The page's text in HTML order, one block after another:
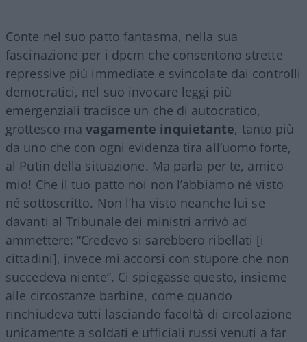
Conte nel suo patto fantasma, nella sua
fascinazione per i dpcm che consentono strette
repressive più immediate e svincolate dai controlli
democratici, nel suo invocare leggi più
emergenziali tradisce un che di autocratico,
grottesco mavagamente inquietante, tanto più
da uno che con ogni evidenza tira all’uomo forte,
al Putin della situazione. Ma parla per te, amico
mio! Che il tuo patto noi non l’abbiamo né visto
né sottoscritto. Non l’ha visto neanche lui se
davanti al Tribunale dei ministri arrivò ad
ammettere: “Credevo si sarebbero ribellati [i
cittadini], invece mi accorsi con stupore che non
succedeva niente”. Ci spiegasse questo, insieme
alle circostanze barbine, come quando
rinchiudeva tutti lasciando facoltà di circolazione
unicamente a soldati e ufficiali russi venuti a far